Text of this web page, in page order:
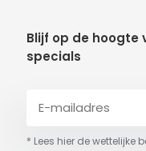
Blijf op de hoogte
specials
* Lees hier de wettelijke